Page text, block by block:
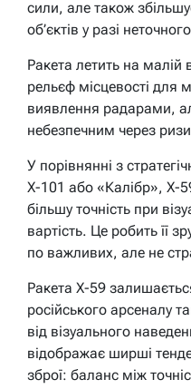
сили, але також
об’єктів у разі
Ракета летить на малій
рельєф місцевості для
виявлення радарами,
небезпечним через
У порівнянні з
Х-101 або «Калібр», Х-
більшу точність при
вартість. Це робить її
по важливих, але не
Ракета Х-59
російського арсеналу
від візуального
відображає ширші
зброї: баланс між